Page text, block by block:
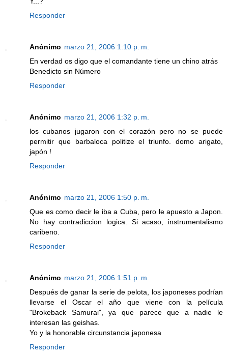
Responder
Anónimo marzo 21, 2006 1:10 p. m.
En verdad os digo que el comandante tiene un chino atrás
Benedicto sin Número
Responder
Anónimo marzo 21, 2006 1:32 p. m.
los cubanos jugaron con el corazón pero no se puede
permitir que barbaloca politize el triunfo. domo arigato,
japón !
Responder
Anónimo marzo 21, 2006 1:50 p. m.
Que es como decir le iba a Cuba, pero le apuesto a Japon.
No hay contradiccion logica. Si acaso, instrumentalismo
caribeno.
Responder
Anónimo marzo 21, 2006 1:51 p. m.
Después de ganar la serie de pelota, los japoneses podrían
llevarse el Oscar el año que viene con la película
"Brokeback Samurai", ya que parece que a nadie le
interesan las geishas.
Yo y la honorable circunstancia japonesa
Responder